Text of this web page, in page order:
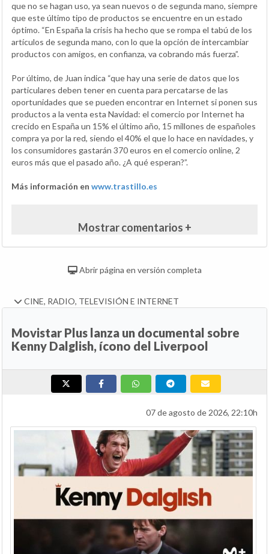
que no se hagan uso, ya sean nuevos o de segunda mano, siempre
que este último tipo de productos se encuentre en un estado
óptimo. “En España la crisis ha hecho que se rompa el tabú de los
artículos de segunda mano, con lo que la opción de intercambiar
productos con amigos, en confianza, va cobrando más fuerza”.
Por último, de Juan indica “que hay una serie de datos que los
particulares deben tener en cuenta para percatarse de las
oportunidades que se pueden encontrar en Internet si ponen sus
productos a la venta esta Navidad: el comercio por Internet ha
crecido en España un 15% el último año, 15 millones de españoles
compra ya por la red, siendo el 40% el que lo hace en navidades, y
los consumidores gastarán 370 euros en el comercio online, 2
euros más que el pasado año. ¿A qué esperan?”.
Más información en www.trastillo.es
Mostrar comentarios +
Abrir página en versión completa
CINE, RADIO, TELEVISIÓN E INTERNET
Movistar Plus lanza un documental sobre
Kenny Dalglish, ícono del Liverpool
07 de agosto de 2026, 22:10h